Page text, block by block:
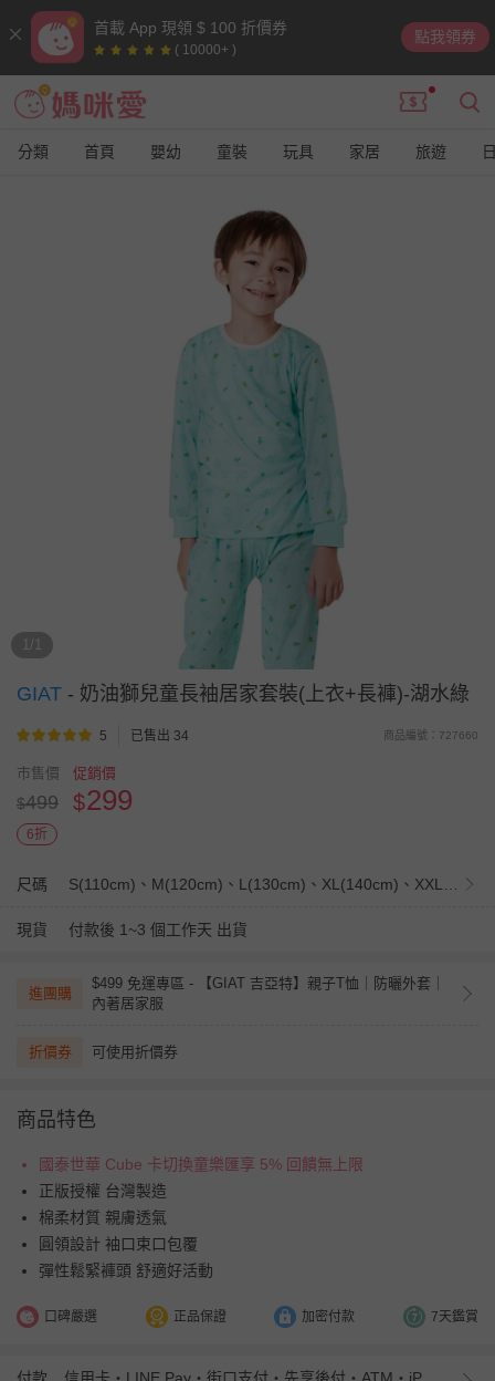
首載 App 現領 $ 100 折價券
( 10000+ )
點我領券
分類 首頁 嬰幼 童裝 玩具 家居 旅遊
1/1
GIAT - 奶油獅兒童長袖居家套裝(上衣+長褲)-湖水綠
5 已售出 34 商品編號：727660
市售價
$499
促銷價
$299
6折
尺碼
現貨 付款後 1~3 個工作天 出貨
進團購
$499 免運專區 - 【GIAT 吉亞特】親子T恤｜防曬外套｜
內著居家服
折價券 可使用折價券
商品特色
國泰世華 Cube 卡切換童樂匯享 5% 回饋無上限
正版授權 台灣製造
棉柔材質 親膚透氣
圓領設計 袖口束口包覆
彈性鬆緊褲頭 舒適好活動
口碑嚴選 正品保證 加密付款 7天鑑賞